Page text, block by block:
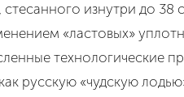
изнутри до
«ластовых»
технологические
«чудскую